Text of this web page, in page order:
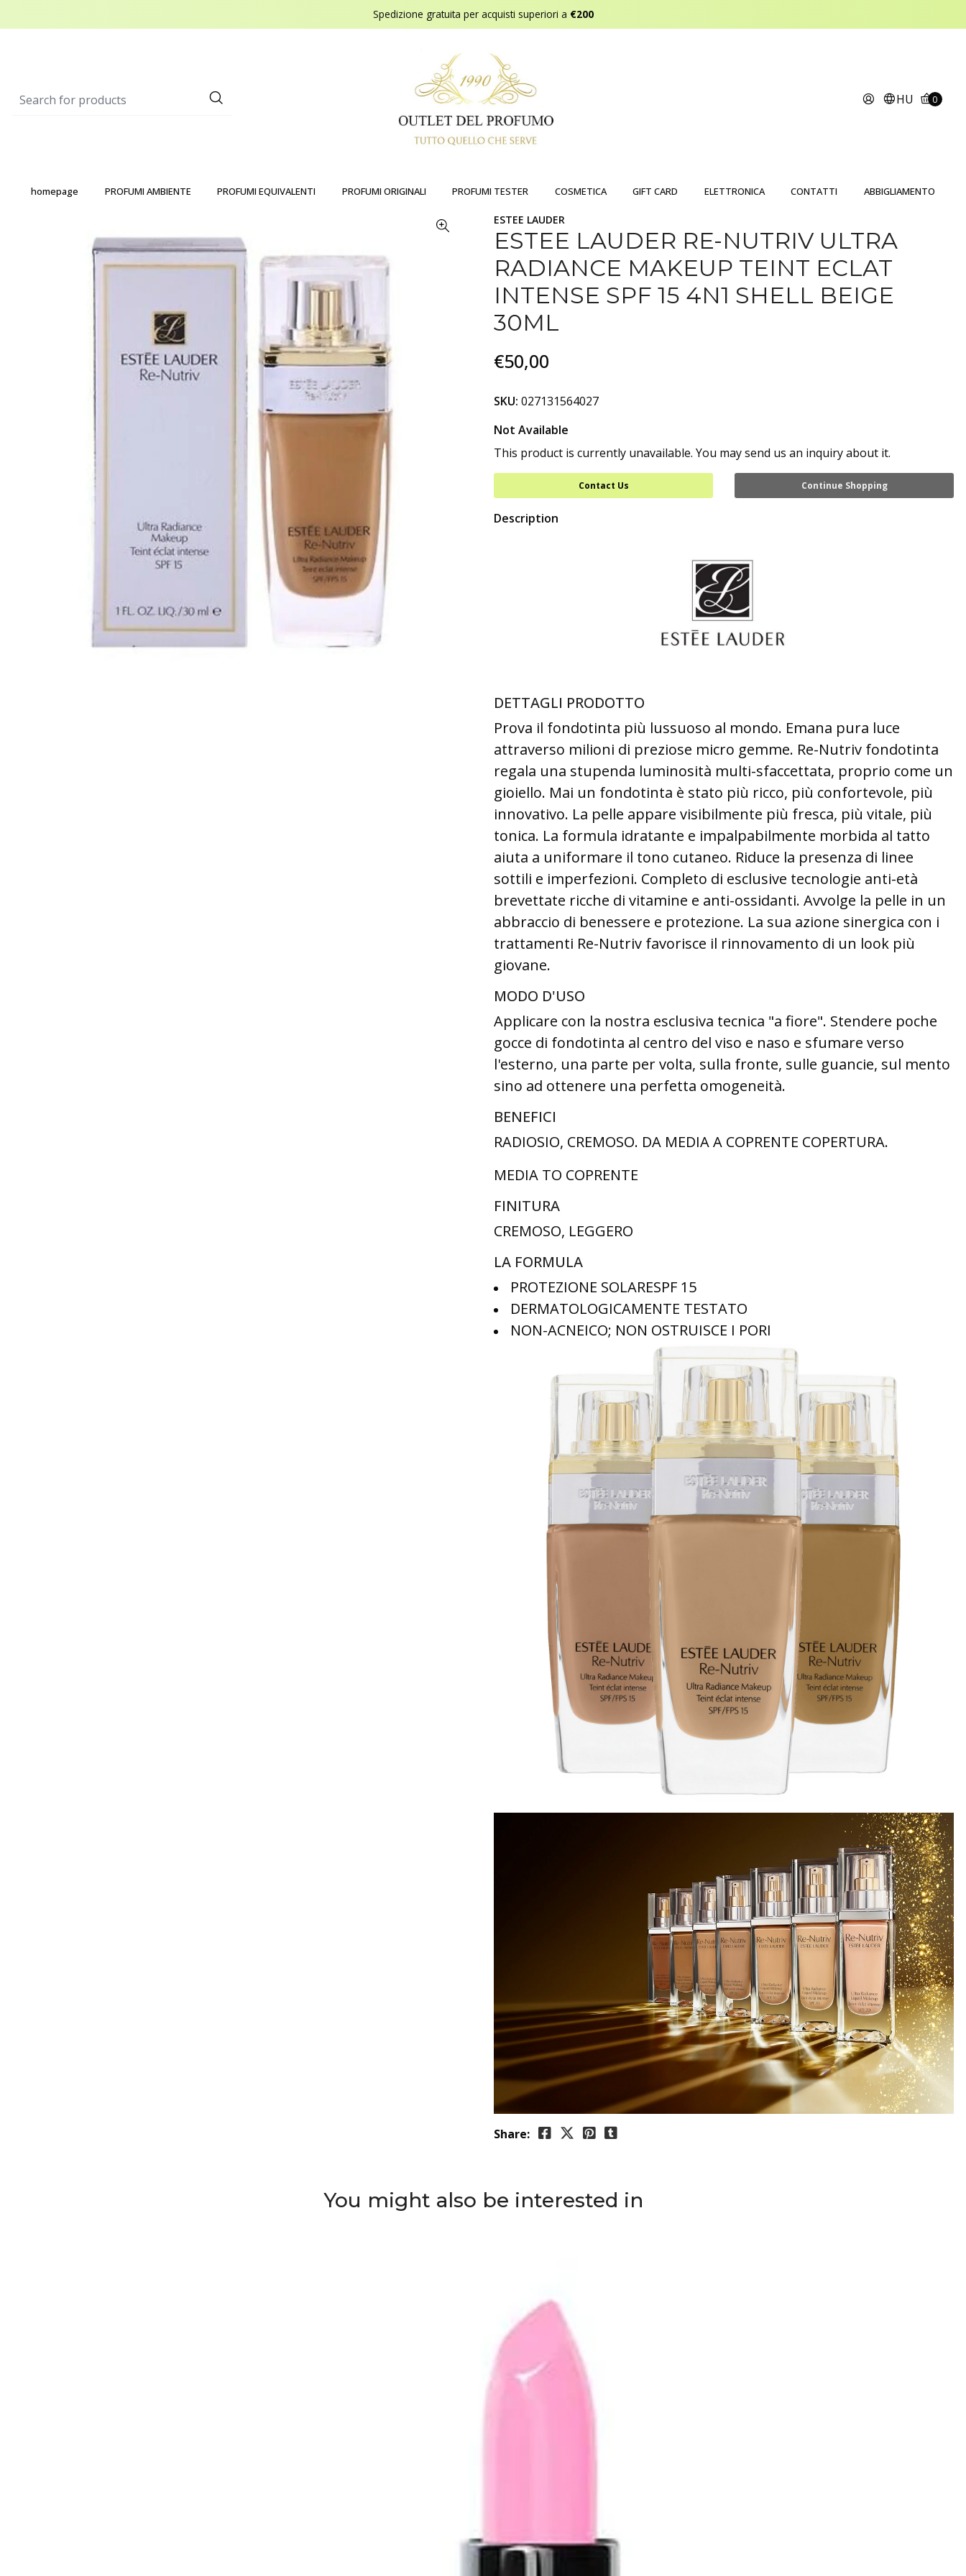
Spedizione gratuita per acquisti superiori a €200
HU 0
homepage PROFUMI AMBIENTE PROFUMI EQUIVALENTI PROFUMI ORIGINALI PROFUMI TESTER COSMETICA GIFT CARD ELETTRONICA CONTATTI ABBIGLIAMENTO
ESTEE LAUDER
ESTEE LAUDER RE-NUTRIV ULTRA
RADIANCE MAKEUP TEINT ECLAT
INTENSE SPF 15 4N1 SHELL BEIGE
30ML
€50,00
SKU: 027131564027
Not Available
This product is currently unavailable. You may send us an inquiry about it.
Contact Us Continue Shopping
Description
DETTAGLI PRODOTTO
Prova il fondotinta più lussuoso al mondo. Emana pura luce
attraverso milioni di preziose micro gemme. Re-Nutriv fondotinta
regala una stupenda luminosità multi-sfaccettata, proprio come un
gioiello. Mai un fondotinta è stato più ricco, più confortevole, più
innovativo. La pelle appare visibilmente più fresca, più vitale, più
tonica. La formula idratante e impalpabilmente morbida al tatto
aiuta a uniformare il tono cutaneo. Riduce la presenza di linee
sottili e imperfezioni. Completo di esclusive tecnologie anti-età
brevettate ricche di vitamine e anti-ossidanti. Avvolge la pelle in un
abbraccio di benessere e protezione. La sua azione sinergica con i
trattamenti Re-Nutriv favorisce il rinnovamento di un look più
giovane.
MODO D'USO
Applicare con la nostra esclusiva tecnica "a fiore". Stendere poche
gocce di fondotinta al centro del viso e naso e sfumare verso
l'esterno, una parte per volta, sulla fronte, sulle guancie, sul mento
sino ad ottenere una perfetta omogeneità.
BENEFICI
RADIOSIO, CREMOSO. DA MEDIA A COPRENTE COPERTURA.
MEDIA TO COPRENTE
FINITURA
CREMOSO, LEGGERO
LA FORMULA
PROTEZIONE SOLARESPF 15
DERMATOLOGICAMENTE TESTATO
NON-ACNEICO; NON OSTRUISCE I PORI
Share:
You might also be interested in